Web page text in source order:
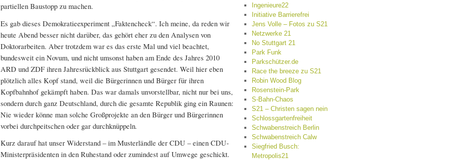
partiellen Baustopp zu machen.
Es gab dieses Demokratieexperiment „Faktencheck“. Ich meine, da reden wir
heute Abend besser nicht darüber, das gehört eher zu den Analysen von
Doktorarbeiten. Aber trotzdem war es das erste Mal und viel beachtet,
bundesweit ein Novum, und nicht umsonst haben am Ende des Jahres 2010
ARD und ZDF ihren Jahresrückblick aus Stuttgart gesendet. Weil hier eben
plötzlich alles Kopf stand, weil die Bürgerinnen und Bürger für ihren
Kopfbahnhof gekämpft haben. Das war damals unvorstellbar, nicht nur bei uns,
sondern durch ganz Deutschland, durch die gesamte Republik ging ein Raunen:
Nie wieder könne man solche Großprojekte an den Bürger und Bürgerinnen
vorbei durchpeitschen oder gar durchknüppeln.
Kurz darauf hat unser Widerstand – im Musterländle der CDU – einen CDU-
Ministerpräsidenten in den Ruhestand oder zumindest auf Umwege geschickt.
Ingenieure22
Initiative Barrierefrei
Jens Volle – Fotos zu S21
Netzwerke 21
No Stuttgart 21
Park Funk
Parkschützer.de
Race the breeze zu S21
Robin Wood Blog
Rosenstein-Park
S-Bahn-Chaos
S21 – Christen sagen nein
Schlossgartenfreiheit
Schwabenstreich Berlin
Schwabenstreich Calw
Siegfried Busch:
Metropolis21